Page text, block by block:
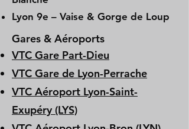
Lyon 9e – Vaise & Gorge de Loup
Gares & Aéroports
VTC Gare Part-Dieu
VTC Gare de Lyon-Perrache
VTC Aéroport Lyon-Saint-
Exupéry (LYS)